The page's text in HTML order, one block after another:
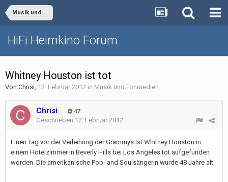
Musik und Tonmedien
HiFi Heimkino Forum
Whitney Houston ist tot
Von Chrisi, 12. Februar 2012 in Musik und Tonmedien
Chrisi 47
Geschrieben 12. Februar 2012
Einen Tag vor der Verleihung der Grammys ist Whitney Houston in
einem Hotelzimmer in Beverly Hills bei Los Angeles tot aufgefunden
worden. Die amerikanische Pop- and Soulsängerin wurde 48 Jahre alt.